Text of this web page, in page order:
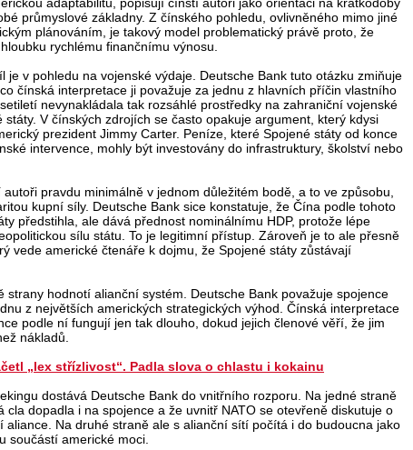
průmyslové základny. Z čínského pohledu, ovlivněného mimo jiné
plánováním, je takový model problematický právě proto, že
rychlému finančnímu výnosu.
je v pohledu na vojenské výdaje. Deutsche Bank tuto otázku zmiňuje
čínská interpretace ji považuje za jednu z hlavních příčin vlastního
nevynakládala tak rozsáhlé prostředky na zahraniční vojenské
státy. V čínských zdrojích se často opakuje argument, který kdysi
prezident Jimmy Carter. Peníze, které Spojené státy od konce
intervence, mohly být investovány do infrastruktury, školství nebo
pravdu minimálně v jednom důležitém bodě, a to ve způsobu,
kupní síly. Deutsche Bank sice konstatuje, že Čína podle tohoto
předstihla, ale dává přednost nominálnímu HDP, protože lépe
sílu státu. To je legitimní přístup. Zároveň je to ale přesně
vede americké čtenáře k dojmu, že Spojené státy zůstávají
strany hodnotí alianční systém. Deutsche Bank považuje spojence
z největších amerických strategických výhod. Čínská interpretace
podle ní fungují jen tak dlouho, dokud jejich členové věří, že jim
nákladů.
„lex střízlivost“. Padla slova o chlastu i kokainu
dostává Deutsche Bank do vnitřního rozporu. Na jedné straně
cla dopadla i na spojence a že uvnitř NATO se otevřeně diskutuje o
aliance. Na druhé straně ale s alianční sítí počítá i do budoucna jako
součástí americké moci.